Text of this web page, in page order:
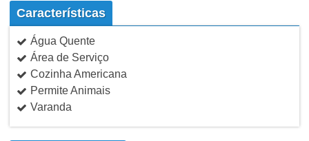
Características
Água Quente
Área de Serviço
Cozinha Americana
Permite Animais
Varanda